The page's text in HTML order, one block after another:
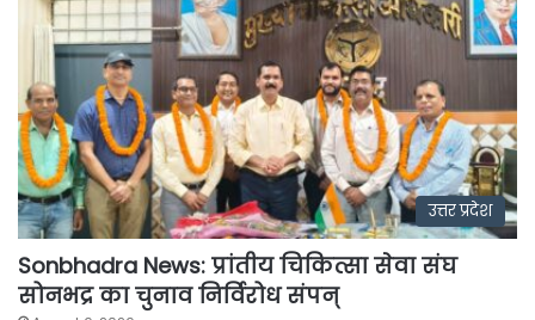
उत्तर प्रदेश
Sonbhadra News: प्रांतीय चिकित्सा सेवा संघ
सोनभद्र का चुनाव निर्विरोध संपन्